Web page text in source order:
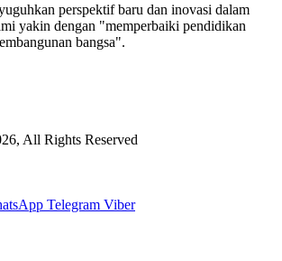
perspektif baru dan inovasi dalam
yakin dengan "memperbaiki pendidikan
bangsa".
All Rights Reserved
Telegram Viber